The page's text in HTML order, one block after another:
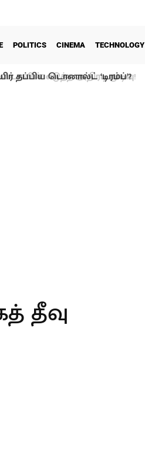
POLITICS CINEMA TECHNOLOGY
தப்பிய டொனால்ட் ‘டிரம்ப்’?
தீவு